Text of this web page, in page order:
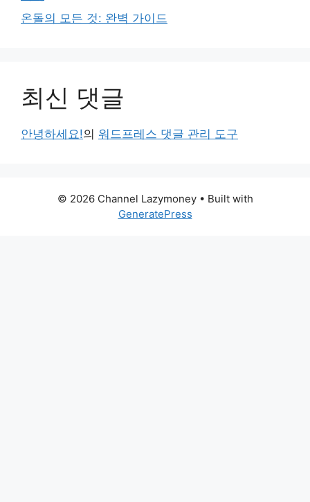
온돌의 모든 것: 완벽 가이드
최신 댓글
안녕하세요!의 워드프레스 댓글 관리 도구
© 2026 Channel Lazymoney• Built with
GeneratePress